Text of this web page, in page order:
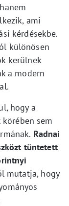
ami
kérdésekbe.
különösen
kerülnek
a modern
hogy a
sem
Radnai
tüntetett
mutatja, hogy